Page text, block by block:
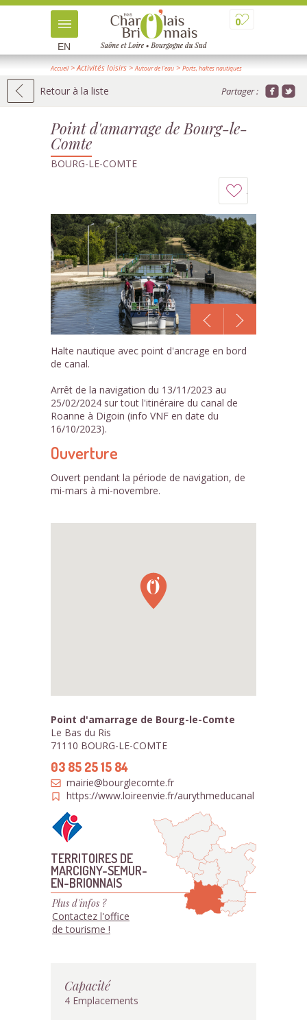
0
EN
Accueil> Activités loisirs >Autour de l'eau > Ports, haltes nautiques
Retour à la liste Partager :
Point d'amarrage de Bourg-le-
Comte
BOURG-LE-COMTE
à
mon
carnet
1 /1
Halte nautique avec point d'ancrage en bord
de canal.
Arrêt de la navigation du 13/11/2023 au
25/02/2024 sur tout l'itinéraire du canal de
Roanne à Digoin (info VNF en date du
16/10/2023).
Ouverture
Ouvert pendant la période de navigation, de
mi-mars à mi-novembre.
Point d'amarrage de Bourg-le-Comte
Le Bas du Ris
71110 BOURG-LE-COMTE
03 85 25 15 84
mairie@bourglecomte.fr
https://www.loireenvie.fr/aurythmeducanal
TERRITOIRES DE
MARCIGNY-SEMUR-
EN-BRIONNAIS
Plus d'infos ?
Contactez l'office
de tourisme !
Capacité
4 Emplacements